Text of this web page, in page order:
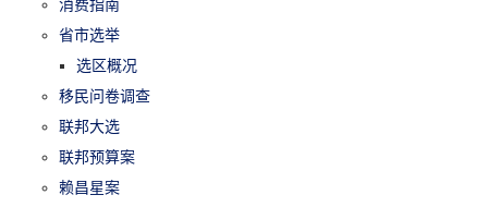
消费指南
省市选举
选区概况
移民问卷调查
联邦大选
联邦预算案
赖昌星案